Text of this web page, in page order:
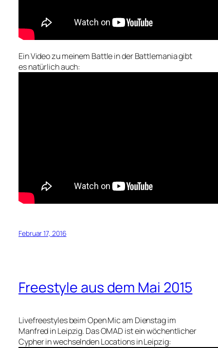
Ein Video zu meinem Battle in der Battlemania gibt
es natürlich auch:
Februar 17, 2016
Freestyle aus dem Mai 2015
Livefreestyles beim Open Mic am Dienstag im
Manfred in Leipzig. Das OMAD ist ein wöchentlicher
Cypher in wechselnden Locations in Leipzig: